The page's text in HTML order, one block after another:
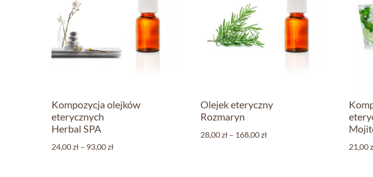
Kompozycja olejków
eterycznych
Herbal SPA
24,00zł – 93,00zł
Olejek eteryczny
Rozmaryn
28,00zł– 168,00zł
21,00